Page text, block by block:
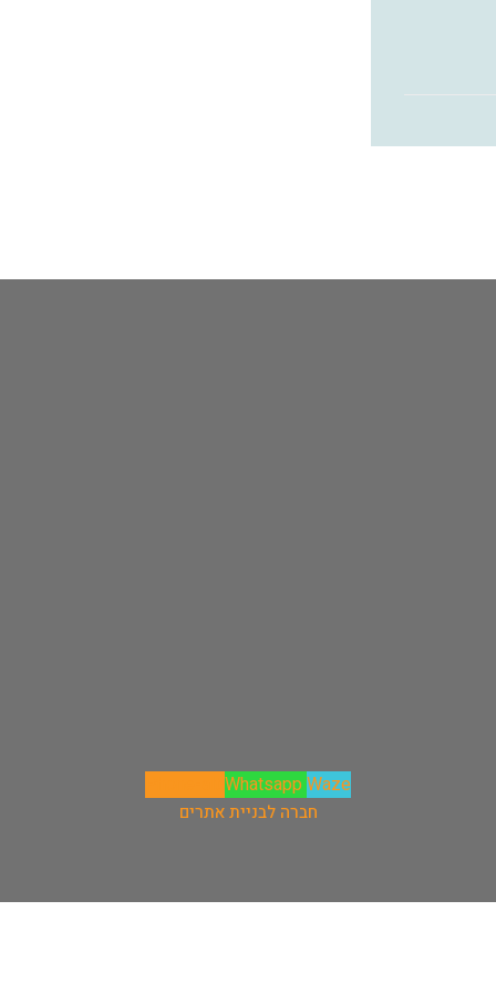
WhatsappWaze
חברה לבניית אתרים